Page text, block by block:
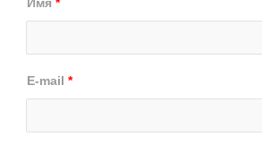
E-mail *